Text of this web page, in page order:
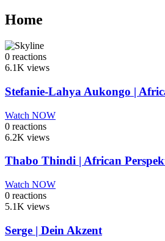
Home
0 reactions
6.1K views
Stefanie-Lahya Aukongo |
Watch NOW
0 reactions
6.2K views
Thabo Thindi | African
Watch NOW
0 reactions
5.1K views
Serge | Dein Akzent